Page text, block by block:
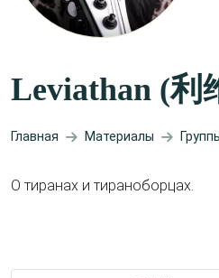
Leviathan (利
Главная Материалы
О тиранах и тираноборцах.